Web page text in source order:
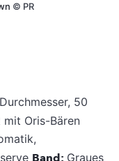
© PR
50
Oris-Bären
Graues